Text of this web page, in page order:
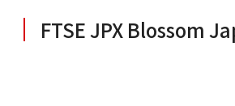
FTSE JPX Blossom